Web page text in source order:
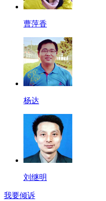
曹萍香
杨达
刘继明
我要倾诉